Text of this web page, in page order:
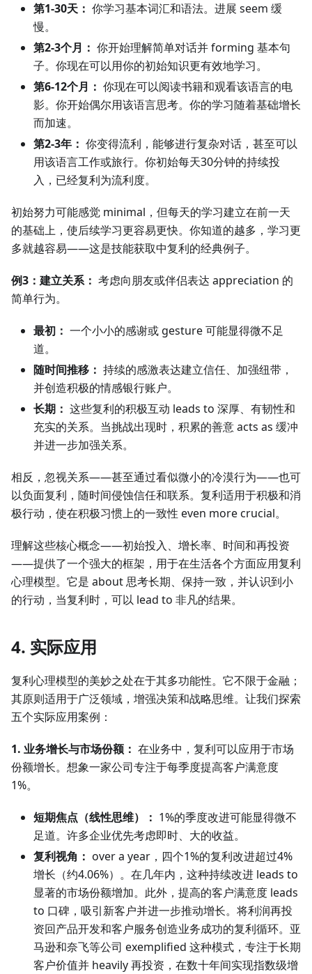
第1-30天： 你学习基本词汇和语法。进展 seem 缓
慢。
第2-3个月： 你开始理解简单对话并 forming 基本句
子。你现在可以用你的初始知识更有效地学习。
第6-12个月： 你现在可以阅读书籍和观看该语言的电
影。你开始偶尔用该语言思考。你的学习随着基础增长
而加速。
第2-3年： 你变得流利，能够进行复杂对话，甚至可以
用该语言工作或旅行。你初始每天30分钟的持续投
入，已经复利为流利度。
初始努力可能感觉 minimal，但每天的学习建立在前一天
的基础上，使后续学习更容易更快。你知道的越多，学习更
多就越容易——这是技能获取中复利的经典例子。
例3：建立关系： 考虑向朋友或伴侣表达 appreciation 的
简单行为。
最初： 一个小小的感谢或 gesture 可能显得微不足
道。
随时间推移： 持续的感激表达建立信任、加强纽带，
并创造积极的情感银行账户。
长期： 这些复利的积极互动 leads to 深厚、有韧性和
充实的关系。当挑战出现时，积累的善意 acts as 缓冲
并进一步加强关系。
相反，忽视关系——甚至通过看似微小的冷漠行为——也可
以负面复利，随时间侵蚀信任和联系。复利适用于积极和消
极行动，使在积极习惯上的一致性 even more crucial。
理解这些核心概念——初始投入、增长率、时间和再投资
——提供了一个强大的框架，用于在生活各个方面应用复利
心理模型。它是 about 思考长期、保持一致，并认识到小
的行动，当复利时，可以 lead to 非凡的结果。
4. 实际应用
复利心理模型的美妙之处在于其多功能性。它不限于金融；
其原则适用于广泛领域，增强决策和战略思维。让我们探索
五个实际应用案例：
1. 业务增长与市场份额： 在业务中，复利可以应用于市场
份额增长。想象一家公司专注于每季度提高客户满意度
1%。
短期焦点（线性思维）： 1%的季度改进可能显得微不
足道。许多企业优先考虑即时、大的收益。
复利视角： over a year，四个1%的复利改进超过4%
增长（约4.06%）。在几年内，这种持续改进 leads to
显著的市场份额增加。此外，提高的客户满意度 leads
to 口碑，吸引新客户并进一步推动增长。将利润再投
资回产品开发和客户服务创造业务成功的复利循环。亚
马逊和奈飞等公司 exemplified 这种模式，专注于长期
客户价值并 heavily 再投资，在数十年间实现指数级增